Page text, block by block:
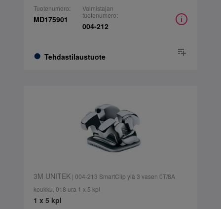
Tuotenumero:
MD175901
Tehdastilaustuote
Valmistajan
tuotenumero:
004-212
3M UNITEK| 004-213 SmartClip ylä 3 vasen 0T/8A
koukku, 018 ura 1 x 5 kpl
1 x 5 kpl